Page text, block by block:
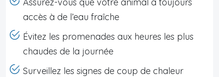
accès à de l’eau fraîche
Évitez les promenades aux heures les plus
chaudes de la journée
Surveillez les signes de coup de chaleur